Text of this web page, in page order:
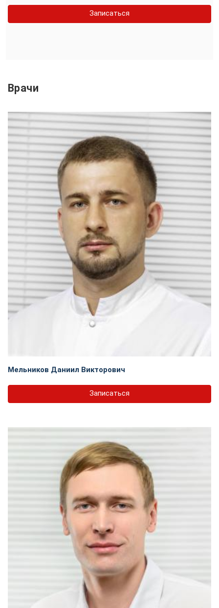
Записаться
Врачи
Мельников Даниил Викторович
Записаться